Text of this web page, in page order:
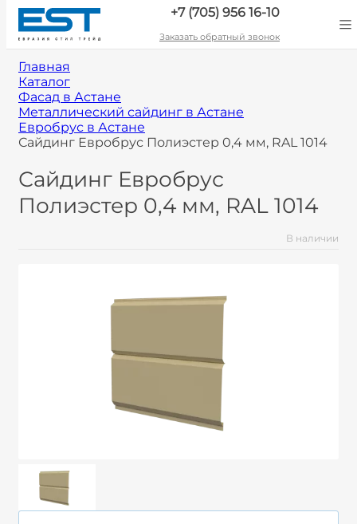
+7 (705) 956 16-10
Заказать обратный звонок
Главная
Каталог
Фасад в Астане
Металлический сайдинг в Астане
Евробрус в Астане
Сайдинг Евробрус Полиэстер 0,4 мм, RAL 1014
Сайдинг Евробрус
Полиэстер 0,4 мм, RAL 1014
В наличии